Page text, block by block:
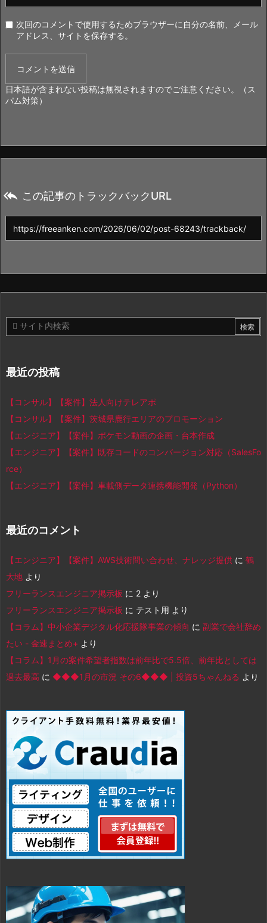
次回のコメントで使用するためブラウザーに自分の名前、メール
アドレス、サイトを保存する。
日本語が含まれない投稿は無視されますのでご注意ください。（ス
パム対策）
 この記事のトラックバックURL
最近の投稿
【コンサル】【案件】法人向けテレアポ
【コンサル】【案件】茨城県鹿行エリアのプロモーション
【エンジニア】【案件】ポケモン動画の企画・台本作成
【エンジニア】【案件】既存コードのコンバージョン対応（SalesFo
rce）
【エンジニア】【案件】車載側データ連携機能開発（Python）
最近のコメント
【エンジニア】【案件】AWS技術問い合わせ、ナレッジ提供 に 鶴
大地 より
フリーランスエンジニア掲示板 に 2 より
フリーランスエンジニア掲示板 に テスト用 より
【コラム】中小企業デジタル化応援隊事業の傾向 に 副業で会社辞め
たい - 金速まとめ+ より
【コラム】1月の案件希望者指数は前年比で5.5倍、前年比としては
過去最高 に ◆◆◆1月の市況 その6◆◆◆ | 投資5ちゃんねる より